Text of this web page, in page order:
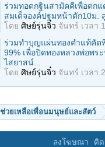
ร่วมทอดกฐินสามัคคีเพื่อตกแ
สมเด็จองค์ปฐมหน้าตัก10ม. สู
โดย ศิษย์รุ่นจิ๋ว จันทร์ เวลา
ร่วมทําบุญแผ่นทองคำแท้คัด
99% เพื่อปิดทองหลวงพ่อพร
ไสยาสน์...
โดย ศิษย์รุ่นจิ๋ว จันทร์ เวลา
ช่วยเหลือเพื่อนมนุษย์และสัตว์
ลงโฆษณา ติด